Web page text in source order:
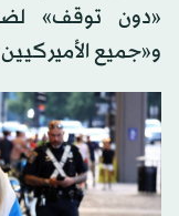
«دون توقف»
و«جميع الأميركيين